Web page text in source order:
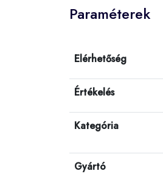
Paraméterek
Elérhetőség
Értékelés
Kategória
Gyártó